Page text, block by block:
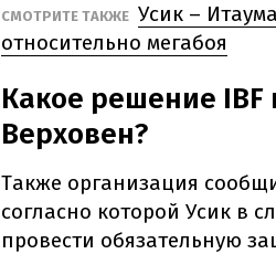
СМОТРИТЕ ТАКЖЕ Усик –
относительно мегабоя
Какое решение IBF
Верховен?
Также организация
согласно которой Усик в
провести обязательную